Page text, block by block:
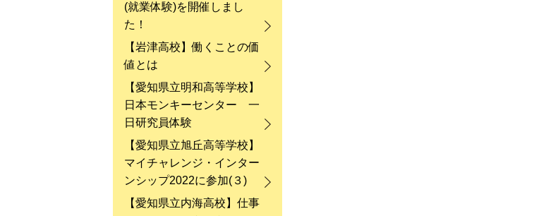
(就業体験)を開催しまし
た！
【岩津高校】働くことの価
値とは
【愛知県立明和高等学校】
日本モンキーセンター 一
日研究員体験
【愛知県立旭丘高等学校】
マイチャレンジ・インター
ンシップ2022に参加(３)
【愛知県立内海高校】仕事